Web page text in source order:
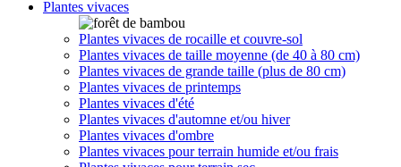
Plantes vivaces
Plantes vivaces de rocaille et couvre-sol
Plantes vivaces de taille moyenne (de 40 à 80 cm)
Plantes vivaces de grande taille (plus de 80 cm)
Plantes vivaces de printemps
Plantes vivaces d'été
Plantes vivaces d'automne et/ou hiver
Plantes vivaces d'ombre
Plantes vivaces pour terrain humide et/ou frais